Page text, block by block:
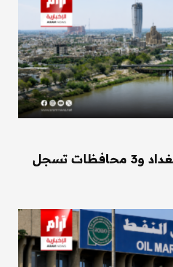
الأنواء الجوية: بغداد و3 محافظات تسجل